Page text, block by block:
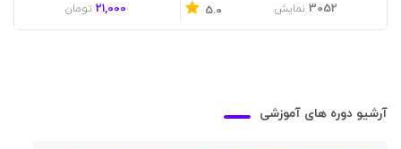
3052 نمایش 5.0
21,000 تومان
آرشیو دوره های آموزشی